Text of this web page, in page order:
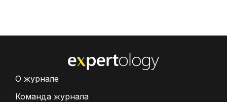
О журнале
Команда журнала